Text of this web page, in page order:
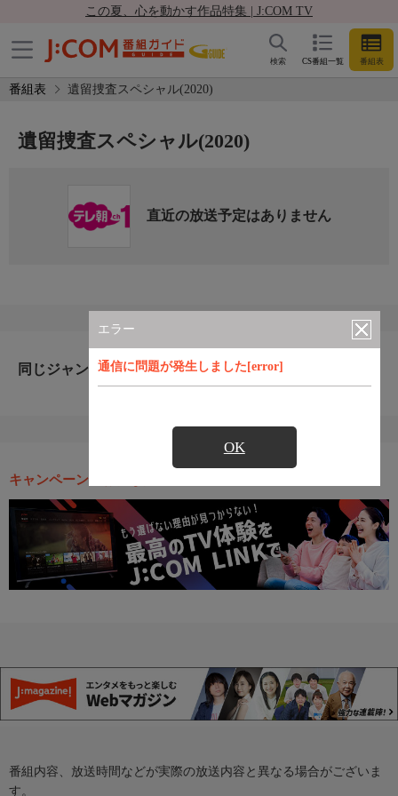
この夏、心を動かす作品特集 | J:COM TV
CS番組一覧 番組表
検索
番組表 遺留捜査スペシャル(2020)
エラー
通信に問題が発生しました[error]
OK
遺留捜査スペシャル(2020)
直近の放送予定はありません
同じジャンルのおすすめ番組
キャンペーン・お得な情報
番組内容、放送時間などが実際の放送内容と異なる場合がございま
す。